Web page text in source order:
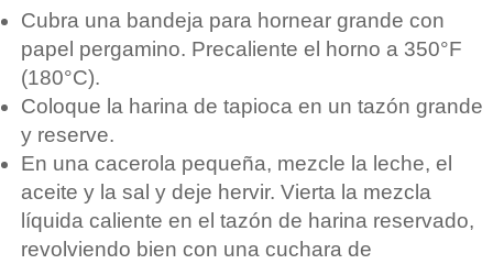
Cubra una bandeja para hornear grande con
papel pergamino. Precaliente el horno a 350°F
(180°C).
Coloque la harina de tapioca en un tazón grande
y reserve.
En una cacerola pequeña, mezcle la leche, el
aceite y la sal y deje hervir. Vierta la mezcla
líquida caliente en el tazón de harina reservado,
revolviendo bien con una cuchara de